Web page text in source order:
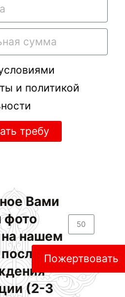
и политикой
требу
Вами
фото
на нашем
(2-3
Пожертвовать